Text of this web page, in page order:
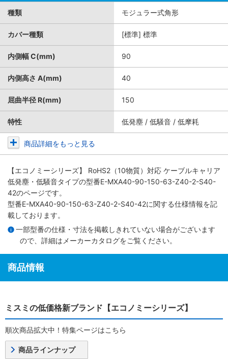
種類 モジュラー式角形
カバー種類 [標準] 標準
内側幅 C(mm) 90
内側高さ A(mm) 40
屈曲半径 R(mm) 150
特性 低発塵 / 低騒音 / 低摩耗
商品詳細をもっと見る
【エコノミーシリーズ】 RoHS2（10物質）対応 ケーブルキャリア
低発塵・低騒音タイプの型番E-MXA40-90-150-63-Z40-2-S40-
42のページです。
型番E-MXA40-90-150-63-Z40-2-S40-42に関する仕様情報を記
載しております。
一部型番の仕様・寸法を掲載しきれていない場合がございます
ので、詳細は メーカーカタログをご覧ください。
商品情報
ミスミの低価格新ブランド【エコノミーシリーズ】
順次商品拡大中！特集ページはこちら
商品ラインナップ